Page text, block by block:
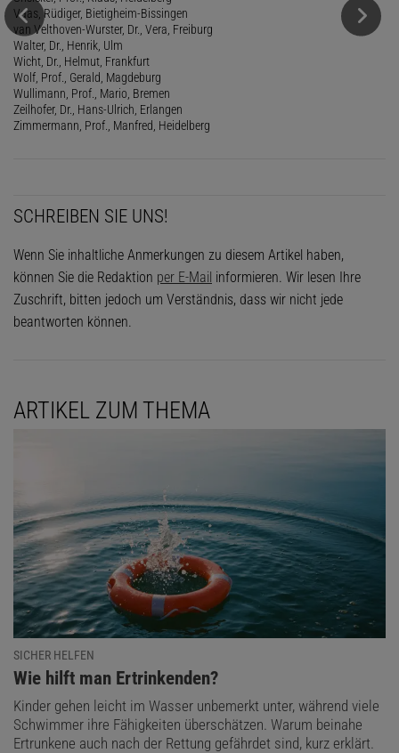
Vaas, Rüdiger, Bietigheim-Bissingen
van Velthoven-Wurster, Dr., Vera, Freiburg
Walter, Dr., Henrik, Ulm
Wicht, Dr., Helmut, Frankfurt
Wolf, Prof., Gerald, Magdeburg
Wullimann, Prof., Mario, Bremen
Zeilhofer, Dr., Hans-Ulrich, Erlangen
Zimmermann, Prof., Manfred, Heidelberg
SCHREIBEN SIE UNS!
Wenn Sie inhaltliche Anmerkungen zu diesem Artikel haben,
können Sie die Redaktion per E-Mail informieren. Wir lesen Ihre
Zuschrift, bitten jedoch um Verständnis, dass wir nicht jede
beantworten können.
ARTIKEL ZUM THEMA
SICHER HELFEN
:
Wie hilft man Ertrinkenden?
Kinder gehen leicht im Wasser unbemerkt unter, während viele
Schwimmer ihre Fähigkeiten überschätzen. Warum beinahe
Ertrunkene auch nach der Rettung gefährdet sind, kurz erklärt.